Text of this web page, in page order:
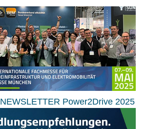
Power2Drive 2025